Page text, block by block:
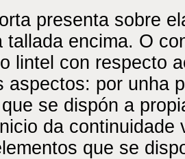
presenta sobre
tallada encima. O
lintel con respecto
aspectos: por unha
se dispón a
da continuidade
que se